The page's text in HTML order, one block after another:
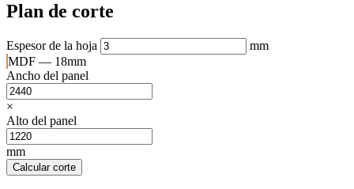
Plan de corte
Espesor de la hoja
mm
MDF — 18mm
Ancho del panel
×
Alto del panel
mm
Calcular corte